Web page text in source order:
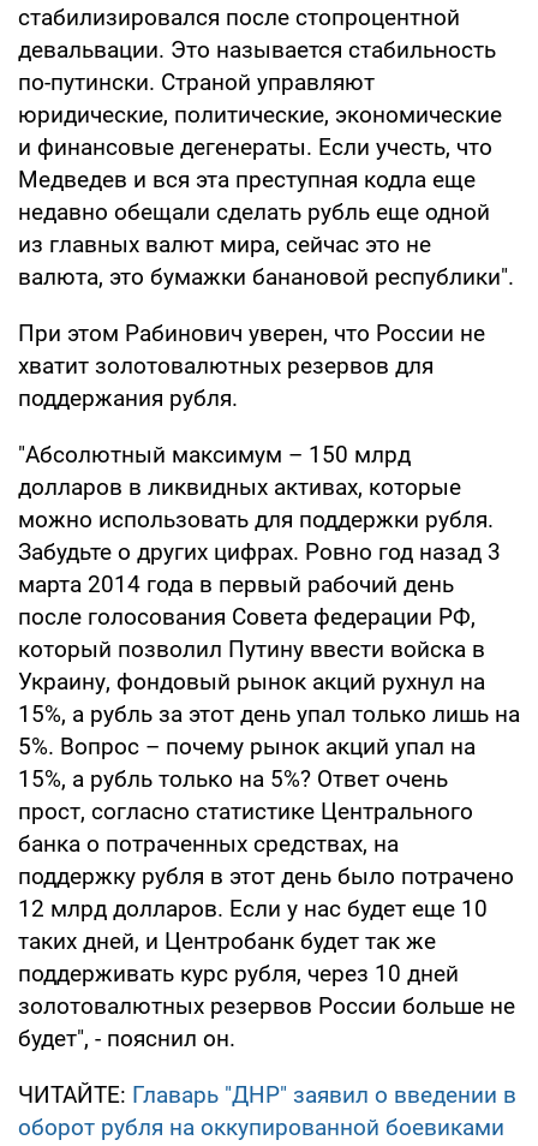
стабилизировался после стопроцентной
девальвации. Это называется стабильность
по-путински. Страной управляют
юридические, политические, экономические
и финансовые дегенераты. Если учесть, что
Медведев и вся эта преступная кодла еще
недавно обещали сделать рубль еще одной
из главных валют мира, сейчас это не
валюта, это бумажки банановой республики".
При этом Рабинович уверен, что России не
хватит золотовалютных резервов для
поддержания рубля.
"Абсолютный максимум – 150 млрд
долларов в ликвидных активах, которые
можно использовать для поддержки рубля.
Забудьте о других цифрах. Ровно год назад 3
марта 2014 года в первый рабочий день
после голосования Совета федерации РФ,
который позволил Путину ввести войска в
Украину, фондовый рынок акций рухнул на
15%, а рубль за этот день упал только лишь на
5%. Вопрос – почему рынок акций упал на
15%, а рубль только на 5%? Ответ очень
прост, согласно статистике Центрального
банка о потраченных средствах, на
поддержку рубля в этот день было потрачено
12 млрд долларов. Если у нас будет еще 10
таких дней, и Центробанк будет так же
поддерживать курс рубля, через 10 дней
золотовалютных резервов России больше не
будет", - пояснил он.
ЧИТАЙТЕ: Главарь "ДНР" заявил о введении в
оборот рубля на оккупированной боевиками